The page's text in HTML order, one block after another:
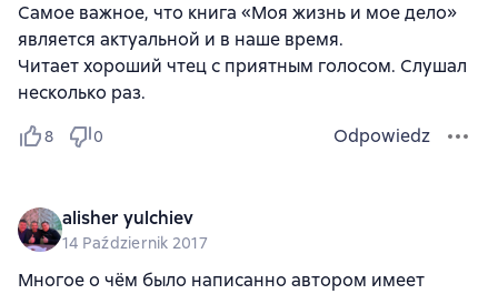
Самое важное, что книга «Моя жизнь и мое дело»
является актуальной и в наше время.
Читает хороший чтец с приятным голосом. Слушал
несколько раз.
8 0 Odpowiedz
alisher yulchiev
14 Październik 2017
Многое о чём было написанно автором имеет